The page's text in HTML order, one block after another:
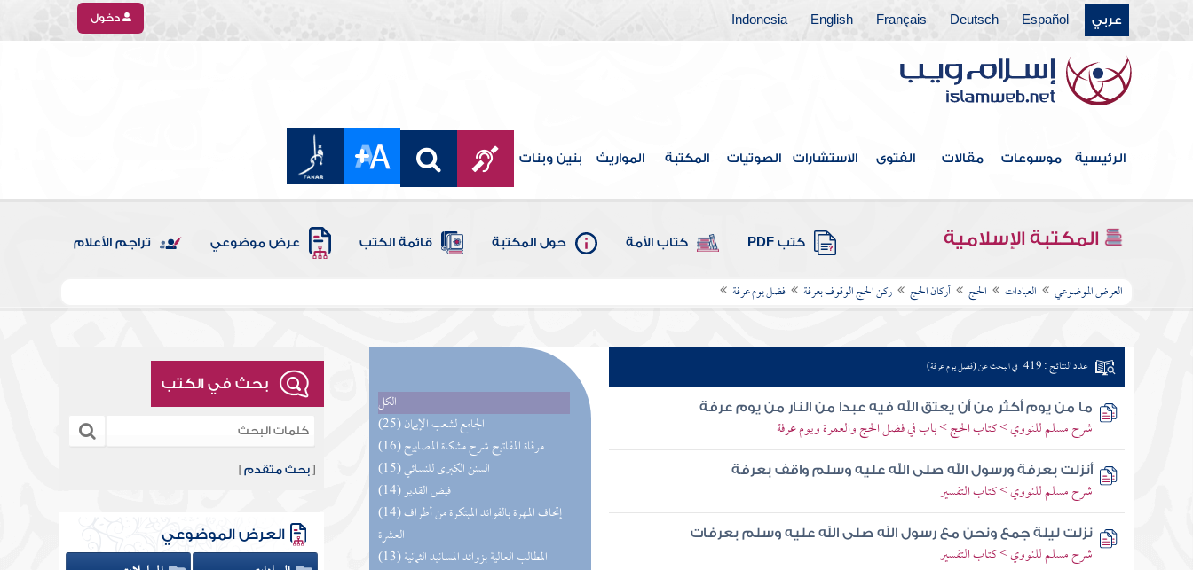
عربي Español
Deutsch
Français
English
Indonesia دخول
الرئيسية موسوعات مقالات الفتوى الاستشارات الصوتيات المكتبة المواريث بنين وبنات
المكتبة الإسلامية كتب PDF كتاب الأمة حول المكتبة قائمة الكتب عرض موضوعي تراجم الأعلام
العرض الموضوعي العبادات الحج أركان الحج ركن الحج الوقوف بعرفة فضل يوم عرفة
الكل
(25) الجامع لشعب الإيمان
(16) مرقاة المفاتيح شرح مشكاة المصابيح
(15) السنن الكبرى للنسائي
(14) فيض القدير
(14) إتحاف المهرة بالفوائد المبتكرة من أطراف
العشرة
(13) المطالب العالية بزوائد المسانيد الثمانية
عدد النتائج : 419 في البحث عن (فضل يوم عرفة)
ما من يوم أكثر من أن يعتق الله فيه عبدا من النار من يوم عرفة
شرح مسلم للنووي > كتاب الحج > باب في فضل الحج والعمرة ويوم عرفة
أنزلت بعرفة ورسول الله صلى الله عليه وسلم واقف بعرفة
شرح مسلم للنووي > كتاب التفسير
نزلت ليلة جمع ونحن مع رسول الله صلى الله عليه وسلم بعرفات
شرح مسلم للنووي > كتاب التفسير
بحث في الكتب
[بحث متقدم ]
العرض الموضوعي